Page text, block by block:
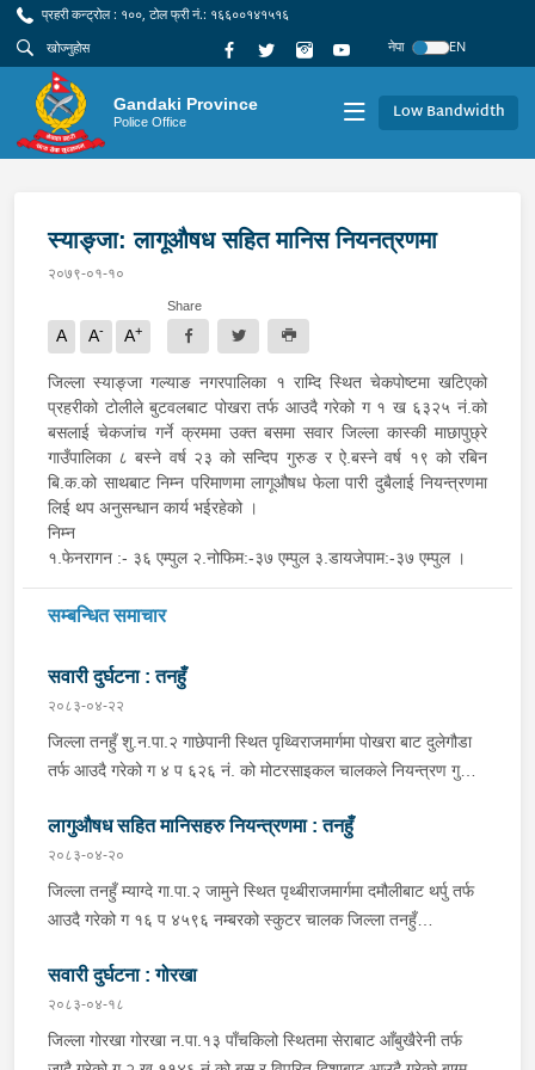
प्रहरी कन्ट्रोल : १००, टोल फ्री नं.: १६६००१४१५१६
नेपा
EN
Gandaki Province
Police Office Low Bandwidth
स्याङ्जा: लागूऔषध सहित मानिस नियनत्रणमा
२०७९-०१-१०
A A- A+
Share
जिल्ला स्याङ्जा गल्याङ नगरपालिका १ राम्दि स्थित चेकपोष्टमा खटिएको
प्रहरीको टोलीले बुटवलबाट पोखरा तर्फ आउदै गरेको ग १ ख ६३२५ नं.को
बसलाई चेकजांच गर्ने क्रममा उक्त बसमा सवार जिल्ला कास्की माछापुछ्रे
गाउँपालिका ८ बस्ने वर्ष २३ को सन्दिप गुरुङ र ऐ.बस्ने वर्ष १९ को रबिन
बि.क.को साथबाट निम्न परिमाणमा लागूऔषध फेला पारी दुबैलाई नियन्त्रणमा
लिई थप अनुसन्धान कार्य भईरहेको ।
निम्न
१.फेनरागन :- ३६ एम्पुल २.नोफिम:-३७ एम्पुल ३.डायजेपाम:-३७ एम्पुल ।
सम्बन्धित समाचार
सवारी दुर्घटना : तनहुँ
२०८३-०४-२२
जिल्ला तनहुँ शु.न.पा.२ गाछेपानी स्थित पृथ्विराजमार्गमा पोखरा बाट दुलेगौडा
तर्फ आउदै गरेको ग ४ प ६२६ नं. को मोटरसाइकल चालकले नियन्त्रण गुमाइ
जिल्ला कास्की पो.म.न.पा.३३ बस्ने बर्ष ३९ को मन बहादुर पुन घाइते भइ
उपचारको लागी तनहुँ सेवा हस्पिटल दुलेगौडा ल्याईएकोमा प्राम्भिक उपचार
पश्चात थप उपचारको लागी ०७:५५ बजे पोखरा रिफर भएको ।
लागुऔषध सहित मानिसहरु नियन्त्रणमा : तनहुँ
२०८३-०४-२०
जिल्ला तनहुँ म्याग्दे गा.पा.२ जामुने स्थित पृथ्बीराजमार्गमा दमौलीबाट थर्पु तर्फ
आउदै गरेको ग १६ प ४५९६ नम्बरको स्कुटर चालक जिल्ला तनहुँ
ऐ.५ बस्ने बर्ष ३४ को नरजंग राना स्कुटर रोकी सर्भिस लेनमा बसीरहेको
अबस्थामा थर्पुबाट खटिएको प्रहरी टोलिले शंकास्पद लागि चेकजाँच गर्ने
क्रममा निज अमन पौडेलको साथबाट र स्कुटरको डिक्की भित्रबाट गरी
प्रतिबन्धित लागुऔषध फेनारागन ११ एम्पुल, डाइजेपाम ११ एम्पुल, नुर्फिन ११
सवारी दुर्घटना : गोरखा
२०८३-०४-१८
जिल्ला गोरखा गोरखा न.पा.१३ पाँचकिलो स्थितमा सेराबाट आँबुखैरेनी तर्फ